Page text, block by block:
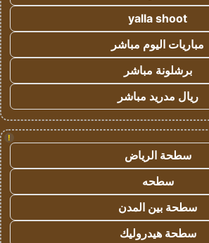
yalla shoot
مباريات اليوم مباشر
برشلونة مباشر
ريال مدريد مباشر
!
سطحة الرياض
سطحه
سطحة بين المدن
سطحة هيدروليك